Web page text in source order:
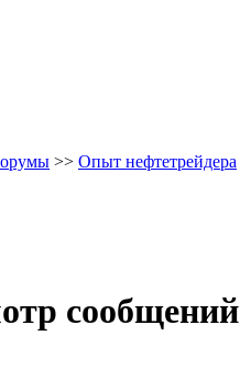
>> Опыт нефтетрейдера
сообщений